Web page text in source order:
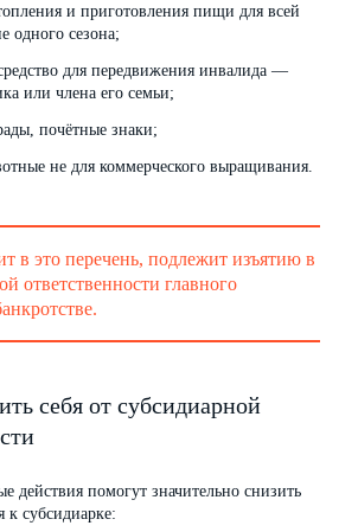
и приготовления пищи для всей
одного сезона;
для передвижения инвалида —
или члена его семьи;
почётные знаки;
не для коммерческого выращивания.
в это перечень, подлежит изъятию в
ответственности главного
себя от субсидиарной
действия помогут значительно снизить
к субсидиарке: